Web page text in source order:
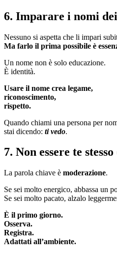
6. Imparare i nomi
Nessuno si aspetta che li impari
Ma farlo il prima possibile è
Un nome non è solo educazione.
È identità.
Usare il nome crea legame,
riconoscimento,
rispetto.
Quando chiami una persona per
stai dicendo: ti vedo.
7. Non essere te
La parola chiave è moderazione.
Se sei molto energico, abbassa un
Se sei molto pacato, alzalo
È il primo giorno.
Osserva.
Registra.
Adattati all’ambiente.